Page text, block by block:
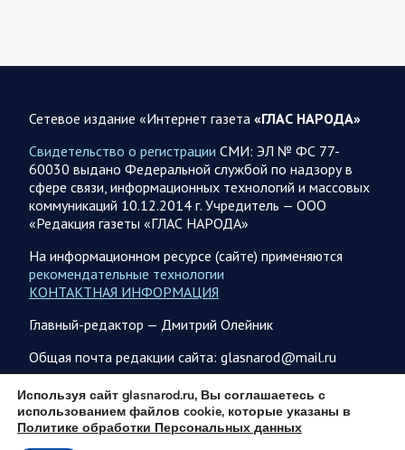
07.08.2026 10:51
Мир
года
война с Ираном скоро закончится. По его оценке, Тегеран
не сможет продолжать конфликт…
07.08.2026 09:56
Спецоперация
В ночь на 7 августа ВС РФ нанесли удары по военным
объектам в 6 областях Украины
Олег Царев сообщает: Мониторинг противника насчитал
147 БПЛА, запущенных с территории России, из которых
якобы «сбиты/подавлены» – 114. В Рени…
07.08.2026 09:46
Спецоперация
Фронтовая сводка Олега Царева на утро 7 августа 2026
года
Сетевое издание «Интернет газета «ГЛАС НАРОДА»
Свидетельство о регистрации СМИ: ЭЛ № ФС 77-
60030 выдано Федеральной службой по надзору в
сфере связи, информационных технологий и массовых
коммуникаций 10.12.2014 г. Учредитель — ООО
«Редакция газеты «ГЛАС НАРОДА»
На информационном ресурсе (сайте) применяются
рекомендательные технологии
КОНТАКТНАЯ ИНФОРМАЦИЯ
Главный-редактор — Дмитрий Олейник
Общая почта редакции сайта: glasnarod@mail.ru
ПОДПИСКА
Используя сайт glasnarod.ru, Вы соглашаетесь с
использованием файлов cookie, которые указаны в
Политике обработки Персональных данных